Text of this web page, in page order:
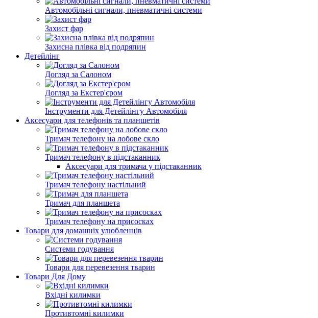
Автомобільні сигнали, пневматичні системи
Захист фар
Захисна плівка від подряпин
Детейлінг
Догляд за Салоном
Догляд за Екстер'єром
Інструменти для Детейлінгу Автомобіля
Аксесуари для телефонів та планшетів
Тримач телефону на лобове скло
Тримач телефону в підстаканник
Аксесуари для тримача у підстаканник
Тримач телефону настільний
Тримач для планшета
Тримач телефону на присосках
Товари для домашніх улюбленців
Системи годування
Товари для перевезення тварин
Товари Для Дому
Вхідні килимки
Противтомні килимки